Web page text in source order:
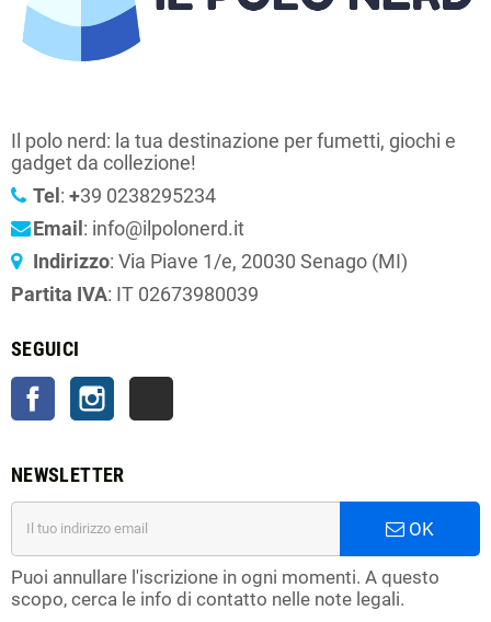
Il polo nerd: la tua destinazione per fumetti, giochi e
gadget da collezione!
Tel: +39 0238295234
Email: info@ilpolonerd.it
Indirizzo: Via Piave 1/e, 20030 Senago (MI)
Partita IVA: IT 02673980039
SEGUICI
FacebookInstagram
NEWSLETTER
OK
Puoi annullare l'iscrizione in ogni momenti. A questo
scopo, cerca le info di contatto nelle note legali.